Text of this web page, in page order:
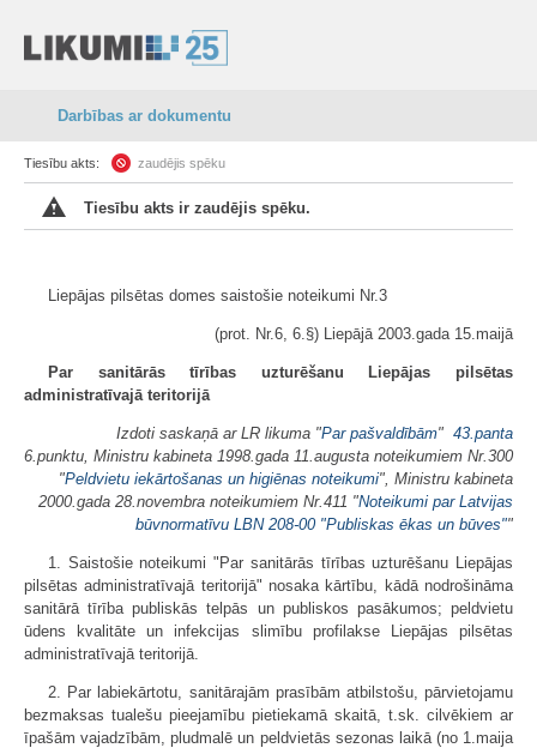
Darbības ar dokumentu
Tiesību akts: zaudējis spēku
Tiesību akts ir zaudējis spēku.
Liepājas pilsētas domes saistošie noteikumi Nr.3
(prot. Nr.6, 6.§) Liepājā 2003.gada 15.maijā
Par sanitārās tīrības uzturēšanu Liepājas pilsētas
administratīvajā teritorijā
Izdoti saskaņā ar LR likuma "Par pašvaldībām" 43.panta
6.punktu, Ministru kabineta 1998.gada 11.augusta noteikumiem Nr.300
"Peldvietu iekārtošanas un higiēnas noteikumi", Ministru kabineta
2000.gada 28.novembra noteikumiem Nr.411 "Noteikumi par Latvijas
būvnormatīvu LBN 208-00 "Publiskas ēkas un būves""
1. Saistošie noteikumi "Par sanitārās tīrības uzturēšanu Liepājas
pilsētas administratīvajā teritorijā" nosaka kārtību, kādā nodrošināma
sanitārā tīrība publiskās telpās un publiskos pasākumos; peldvietu
ūdens kvalitāte un infekcijas slimību profilakse Liepājas pilsētas
administratīvajā teritorijā.
2. Par labiekārtotu, sanitārajām prasībām atbilstošu, pārvietojamu
bezmaksas tualešu pieejamību pietiekamā skaitā, t.sk. cilvēkiem ar
īpašām vajadzībām, pludmalē un peldvietās sezonas laikā (no 1.maija